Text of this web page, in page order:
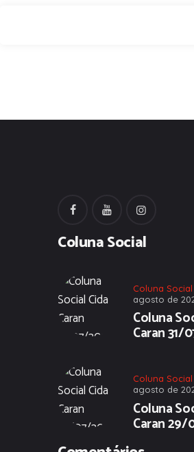
Coluna Social
Coluna Social
agosto de
Coluna
Caran 31/
Coluna Social
agosto de
Coluna
Caran